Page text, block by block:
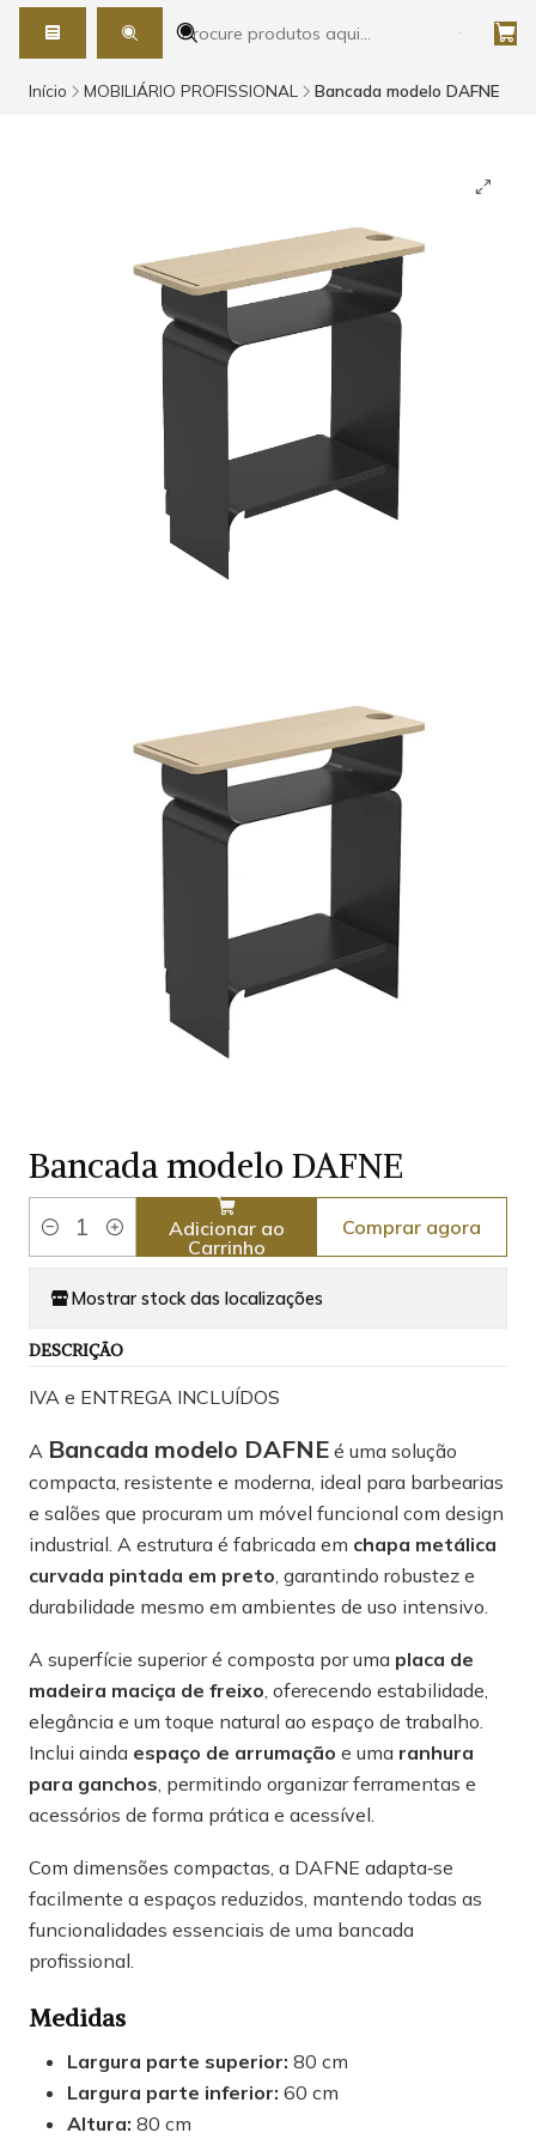
Início MOBILIÁRIO PROFISSIONAL Bancada modelo DAFNE
Bancada modelo DAFNE
Quantidade
Adicionar ao
Carrinho
Comprar agora
Mostrar stock das localizações
DESCRIÇÃO
IVA e ENTREGA INCLUÍDOS
A Bancada modelo DAFNE é uma solução
compacta, resistente e moderna, ideal para barbearias
e salões que procuram um móvel funcional com design
industrial. A estrutura é fabricada em chapa metálica
curvada pintada em preto, garantindo robustez e
durabilidade mesmo em ambientes de uso intensivo.
A superfície superior é composta por uma placa de
madeira maciça de freixo, oferecendo estabilidade,
elegância e um toque natural ao espaço de trabalho.
Inclui ainda espaço de arrumação e uma ranhura
para ganchos, permitindo organizar ferramentas e
acessórios de forma prática e acessível.
Com dimensões compactas, a DAFNE adapta‑se
facilmente a espaços reduzidos, mantendo todas as
funcionalidades essenciais de uma bancada
profissional.
Medidas
Largura parte superior: 80 cm
Largura parte inferior: 60 cm
Altura: 80 cm